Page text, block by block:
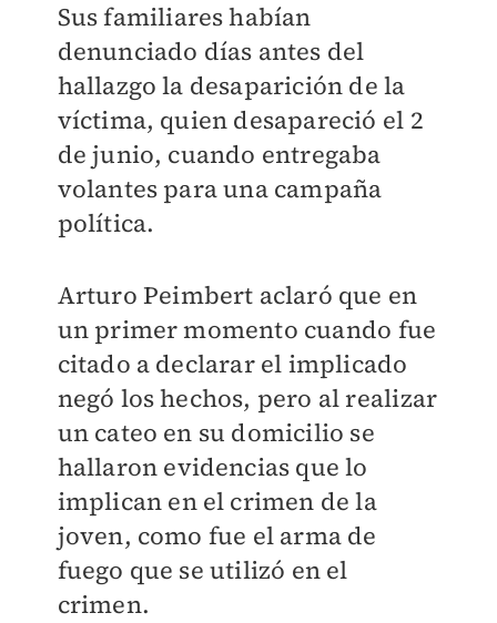
Sus familiares habían
denunciado días antes del
hallazgo la desaparición de la
víctima, quien desapareció el 2
de junio, cuando entregaba
volantes para una campaña
política.
Arturo Peimbert aclaró que en
un primer momento cuando fue
citado a declarar el implicado
negó los hechos, pero al realizar
un cateo en su domicilio se
hallaron evidencias que lo
implican en el crimen de la
joven, como fue el arma de
fuego que se utilizó en el
crimen.